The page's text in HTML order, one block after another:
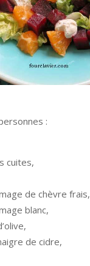
:
cuites,
de chèvre frais,
blanc,
de cidre,